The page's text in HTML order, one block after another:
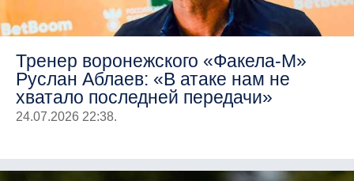
Тренер воронежского «Факела-М»
Руслан Аблаев: «В атаке нам не
хватало последней передачи»
24.07.2026 22:38.